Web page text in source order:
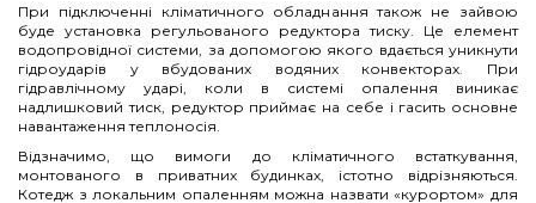
При підключенні кліматичного обладнання також не зайвою
буде установка регульованого редуктора тиску. Це елемент
водопровідної системи, за допомогою якого вдається уникнути
гідроударів у вбудованих водяних конвекторах. При
гідравлічному ударі, коли в системі опалення виникає
надлишковий тиск, редуктор приймає на себе і гасить основне
навантаження теплоносія.
Відзначимо, що вимоги до кліматичного встаткування,
монтованого в приватних будинках, істотно відрізняються.
Котедж з локальним опаленням можна назвати «курортом» для